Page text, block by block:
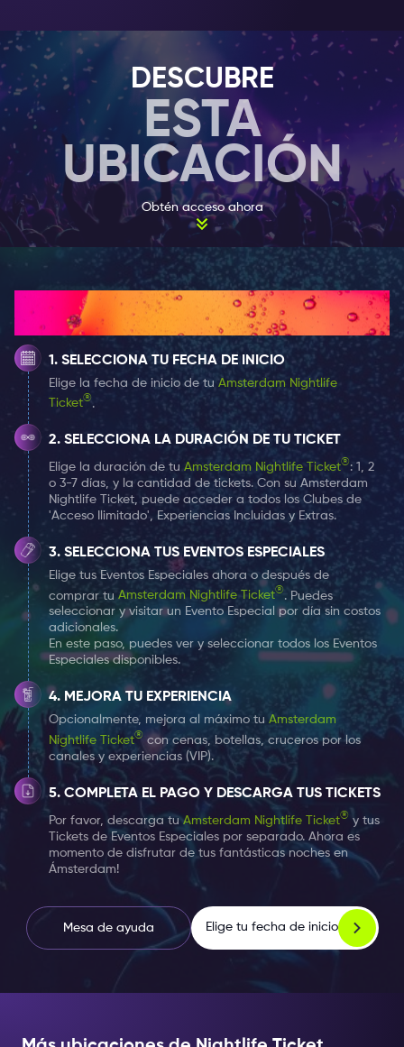
Sin embargo, están encantados de dar la bienvenida
a todos los visitantes de Ámsterdam, locales o
internacionales, ¡todos son bienvenidos!
Con el Amsterdam Nightlife Ticket recibirás un
delicioso trago de cortesía cuando muestres tu ticket
en el bar.
Los martes y miércoles tienen noches especiales para
estudiantes y te llevas un trago gratis mostrando tu
carnet de estudiante.
Todos los martes puedes disfrutar de música en vivo.
¡'t Lammetje invita a un cantante a poner el lugar de
cabeza!
'T LAMMETJE AMSTERDAM
La cafetería tiene un hermoso bar con un personal
acogedor.
Aquí encontrarás una gran variedad de bebidas
(alcohólicas).
't Lammetje también es muy recomendable si desea
visitar varios clubes/bares en )Leidseplein en una
noche.
't Lammetje es una verdadera recomendación para la
vida nocturna en el área de Leidseplein.
Un equipo experimentado está listo para usted, cada
noche, para asegurarse de que tenga una noche
memorable y, sobre todo, divertida. La ropa deportiva,
por supuesto, no está permitida.
Pero tampoco tienes que llegar a este club/bar
demasiado arreglado.
Informal, pero elegante y presentable son los
estándares aquí.
Para obtener más información y consejos sobre cómo
DESCUBRE
ESTA
UBICACIÓN
Obtén acceso ahora
¿Cómo funciona?
Mesa de ayuda Elige tu fecha de inicio
SELECCIONA TU FECHA DE INICIO
Elige la fecha de inicio de tuAmsterdam Nightlife
Ticket®.
SELECCIONA LA DURACIÓN DE TU TICKET
Elige la duración de tuAmsterdam Nightlife Ticket®: 1, 2
o 3-7 días, y la cantidad de tickets. Con su Amsterdam
Nightlife Ticket, puede acceder a todos los Clubes de
'Acceso Ilimitado', Experiencias Incluidas y Extras.
SELECCIONA TUS EVENTOS ESPECIALES
Elige tus Eventos Especiales ahora o después de
comprar tu Amsterdam Nightlife Ticket®. Puedes
seleccionar y visitar un Evento Especial por día sin costos
adicionales.
En este paso, puedes ver y seleccionar todos los Eventos
Especiales disponibles.
MEJORA TU EXPERIENCIA
Opcionalmente, mejora al máximo tu Amsterdam
Nightlife Ticket® con cenas, botellas, cruceros por los
canales y experiencias (VIP).
COMPLETA EL PAGO Y DESCARGA TUS TICKETS
Por favor, descarga tuAmsterdam Nightlife Ticket® y tus
Tickets de Eventos Especiales por separado. Ahora es
momento de disfrutar de tus fantásticas noches en
Ámsterdam!